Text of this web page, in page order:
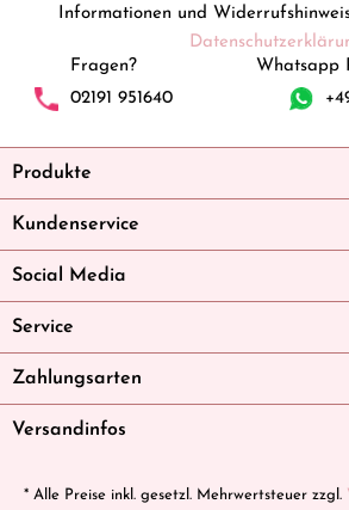
Informationen und
Fragen?
02191 951640
Whatsapp
Produkte
Kundenservice
Social Media
Service
Zahlungsarten
Versandinfos
* Alle Preise inkl. gesetzl. Mehrwertsteuer zzgl.